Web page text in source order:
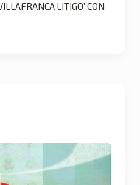
LITIGO’ CON